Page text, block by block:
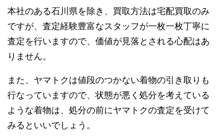
本社のある石川県を除き、買取方法は宅配買取のみ
ですが、査定経験豊富なスタッフが一枚一枚丁寧に
査定を行いますので、価値が見落とされる心配はあ
りません。
また、ヤマトクは値段のつかない着物の引き取りも
行なっていますので、状態が悪く処分を考えている
ような着物は、処分の前にヤマトクの査定を受けて
みるといいでしょう。